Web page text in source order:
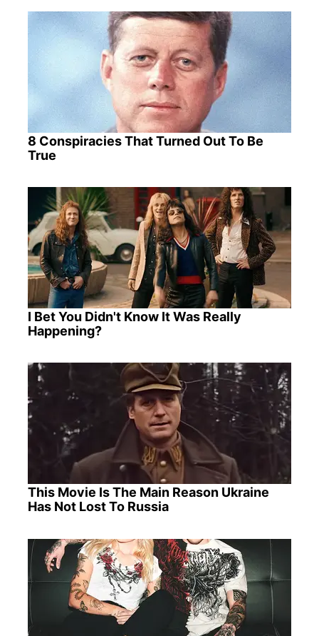
8 Conspiracies That Turned Out To Be
True
I Bet You Didn't Know It Was Really
Happening?
This Movie Is The Main Reason Ukraine
Has Not Lost To Russia